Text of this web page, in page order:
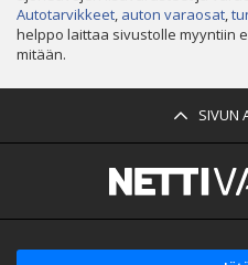
Autotarvikkeet, auton varaosat,
helppo laittaa sivustolle myyntiin
mitään.
SIVUN